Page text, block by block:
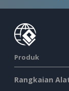
Produk
Rangkaian